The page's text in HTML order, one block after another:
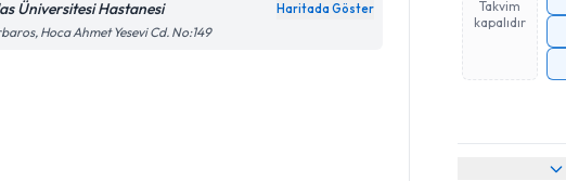
Üniversitesi Hastanesi Haritada Göster
Hoca Ahmet Yesevi Cd. No:149
Takvim
kapalıdır